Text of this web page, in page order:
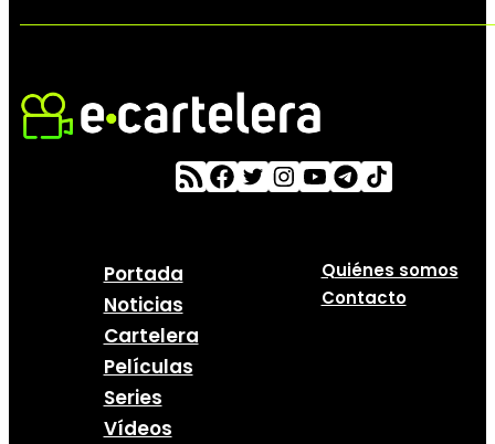
Portada
Noticias
Cartelera
Películas
Series
Vídeos
Quiénes somos
Contacto